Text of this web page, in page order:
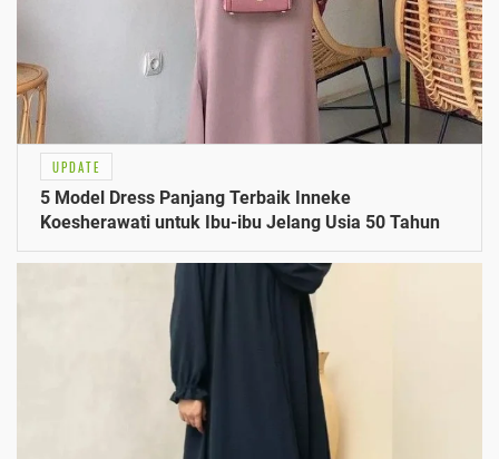
UPDATE
5 Model Dress Panjang Terbaik Inneke
Koesherawati untuk Ibu-ibu Jelang Usia 50 Tahun